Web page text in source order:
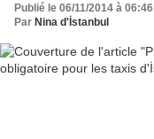
Publié le 06/11/2014 à 06:46
Par Nina d'İstanbul